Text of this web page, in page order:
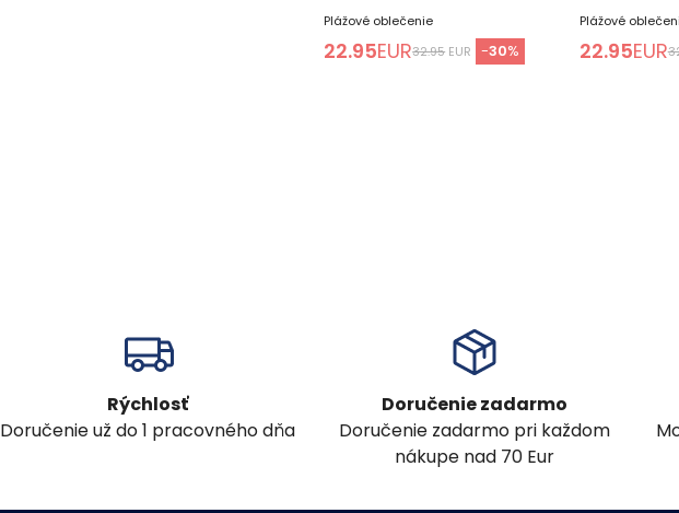
Plážové oblečenie
22.95EUR32.95 EUR -30%
Plážové
22.95EUR
Rýchlosť
Doručenie už do 1 pracovného dňa
Doručenie zadarmo
Doručenie zadarmo pri každom
nákupe nad 70 Eur